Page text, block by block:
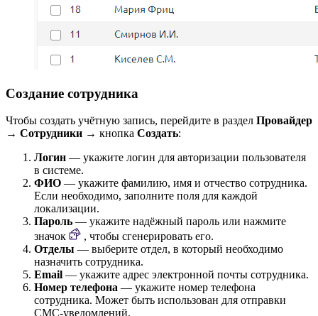
Создание сотрудника
Чтобы создать учётную запись, перейдите в раздел Провайдер
→ Сотрудники → кнопка Создать:
Логин — укажите логин для авторизации пользователя
в системе.
ФИО — укажите фамилию, имя и отчество сотрудника.
Если необходимо, заполните поля для каждой
локализации.
Пароль — укажите надёжный пароль или нажмите
значок
, чтобы сгенерировать его.
Отделы — выберите отдел, в который необходимо
назначить сотрудника.
Email — укажите адрес электронной почты сотрудника.
Номер телефона — укажите номер телефона
сотрудника. Может быть использован для отправки
СМС-уведомлений.